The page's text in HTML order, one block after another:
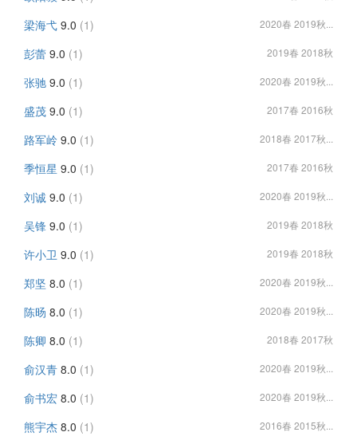
梁海弋 9.0 (1) 2020春 2019秋...
彭蕾 9.0 (1) 2019春 2018秋
张驰 9.0 (1) 2020春 2019秋...
盛茂 9.0 (1) 2017春 2016秋
路军岭 9.0 (1) 2018春 2017秋...
季恒星 9.0 (1) 2017春 2016秋
刘诚 9.0 (1) 2020春 2019秋...
吴锋 9.0 (1) 2019春 2018秋
许小卫 9.0 (1) 2019春 2018秋
郑坚 8.0 (1) 2020春 2019秋...
陈旸 8.0 (1) 2020春 2019秋...
陈卿 8.0 (1) 2018春 2017秋
俞汉青 8.0 (1) 2020春 2019秋...
俞书宏 8.0 (1) 2020春 2019秋...
熊宇杰 8.0 (1) 2016春 2015秋...